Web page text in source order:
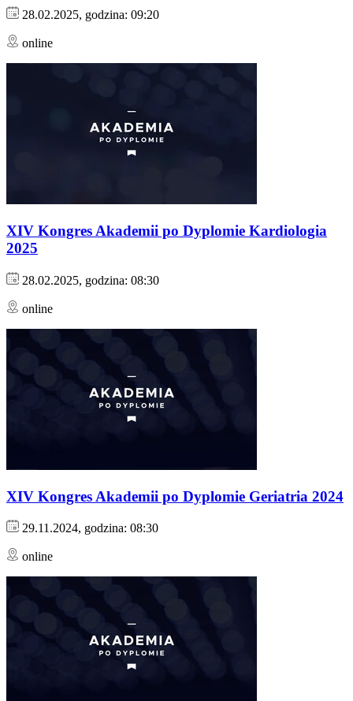
28.02.2025, godzina: 09:20
online
XIV Kongres Akademii po Dyplomie Kardiologia
2025
28.02.2025, godzina: 08:30
online
XIV Kongres Akademii po Dyplomie Geriatria 2024
29.11.2024, godzina: 08:30
online